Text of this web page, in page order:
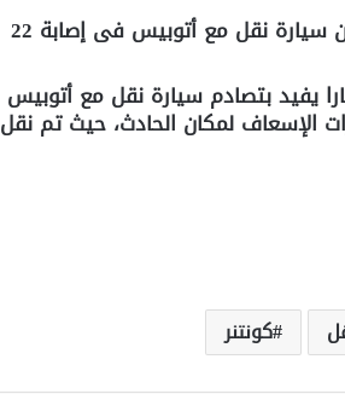
تسبب حادث تصادم بطريق «السويس – العين السخنة»، بين سيارة نقل مع أتوبيس فى إصابة 22
يفيد بتصادم سيارة نقل مع أتوبيس
الإسعاف لمكان الحادث، حيث تم نقل
كونتنر